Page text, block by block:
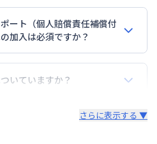
新日より14日以内
ート（個人賠償責任補償付
加入は必須ですか？
加入は必須となります。料金
間によって設定されている費
ています。
未満）：7,700円/回
満）：2,200円/回
いていますか？
さらに表示する ▼